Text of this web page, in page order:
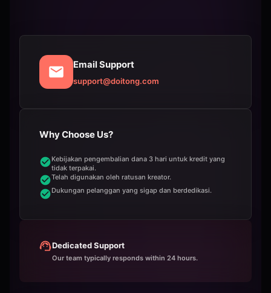
Email Support
support@doitong.com
Why Choose Us?
Kebijakan pengembalian dana 3 hari untuk kredit yang
tidak terpakai.
Telah digunakan oleh ratusan kreator.
Dukungan pelanggan yang sigap dan berdedikasi.
Dedicated Support
Our team typically responds within 24 hours.